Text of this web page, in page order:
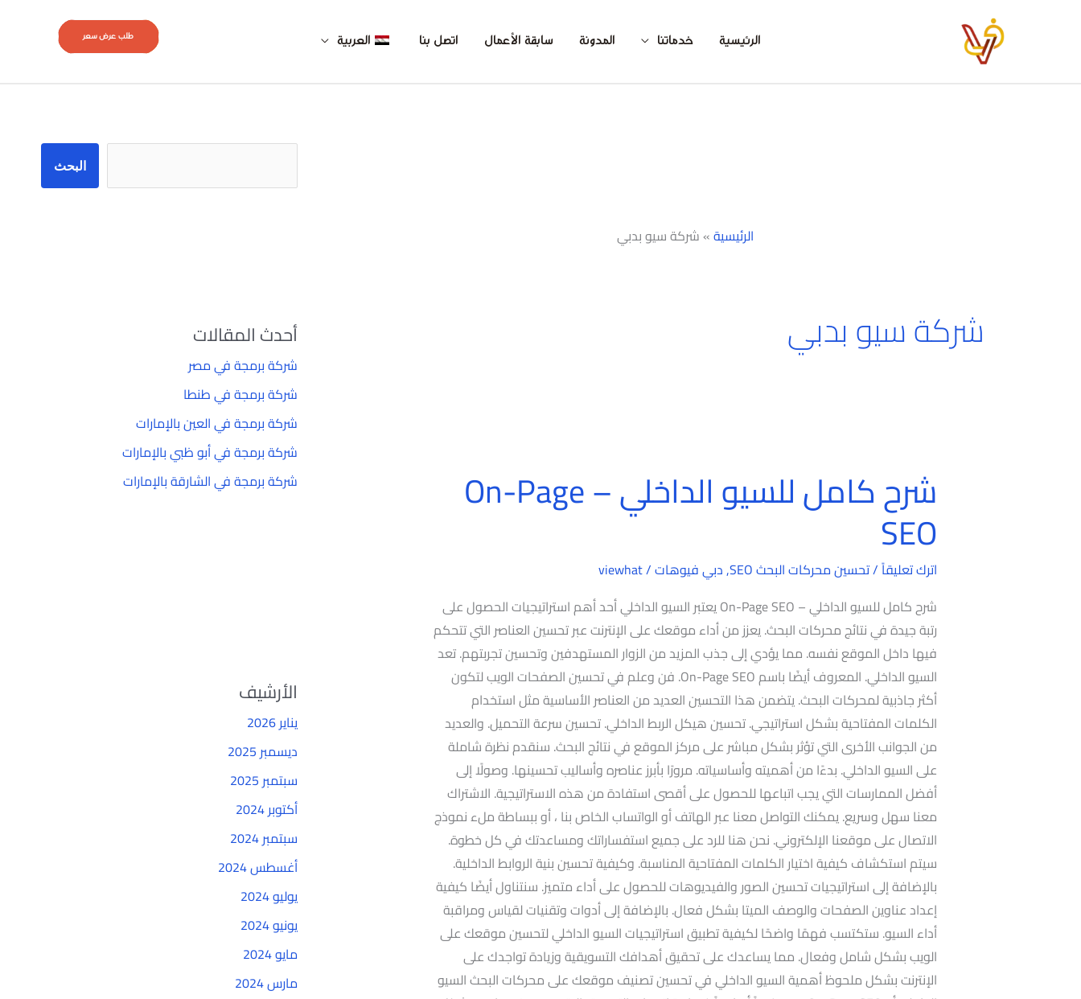
الرئيسية خدماتنا المدونة سابقة الأعمال اتصل بنا العربية طلب عرض سعر
الرئيسية» شركة سيو بدبي
شركة سيو بدبي
شرح كامل للسيو الداخلي – On-Page
SEO
اترك تعليقاً/تحسين محركات البحث SEO ,دبي فيوهات/
viewhat
شرح كامل للسيو الداخلي – On-Page SEO يعتبر السيو الداخلي أحد أهم استراتيجيات الحصول على
رتبة جيدة في نتائج محركات البحث. يعزز من أداء موقعك على الإنترنت عبر تحسين العناصر التي تتحكم
فيها داخل الموقع نفسه. مما يؤدي إلى جذب المزيد من الزوار المستهدفين وتحسين تجربتهم. تعد
السيو الداخلي. المعروف أيضًا باسم On-Page SEO. فن وعلم في تحسين الصفحات الويب لتكون
أكثر جاذبية لمحركات البحث. يتضمن هذا التحسين العديد من العناصر الأساسية مثل استخدام
الكلمات المفتاحية بشكل استراتيجي. تحسين هيكل الربط الداخلي. تحسين سرعة التحميل. والعديد
من الجوانب الأخرى التي تؤثر بشكل مباشر على مركز الموقع في نتائج البحث. سنقدم نظرة شاملة
على السيو الداخلي. بدءًا من أهميته وأساسياته. مرورًا بأبرز عناصره وأساليب تحسينها. وصولًا إلى
أفضل الممارسات التي يجب اتباعها للحصول على أقصى استفادة من هذه الاستراتيجية. الاشتراك
معنا سهل وسريع. يمكنك التواصل معنا عبر الهاتف أو الواتساب الخاص بنا ، أو ببساطة ملء نموذج
الاتصال على موقعنا الإلكتروني. نحن هنا للرد على جميع استفساراتك ومساعدتك في كل خطوة.
سيتم استكشاف كيفية اختيار الكلمات المفتاحية المناسبة. وكيفية تحسين بنية الروابط الداخلية.
بالإضافة إلى استراتيجيات تحسين الصور والفيديوهات للحصول على أداء متميز. سنتناول أيضًا كيفية
إعداد عناوين الصفحات والوصف الميتا بشكل فعال. بالإضافة إلى أدوات وتقنيات لقياس ومراقبة
أداء السيو. ستكتسب فهمًا واضحًا لكيفية تطبيق استراتيجيات السيو الداخلي لتحسين موقعك على
الويب بشكل شامل وفعال. مما يساعدك على تحقيق أهدافك التسويقية وزيادة تواجدك على
الإنترنت بشكل ملحوظ أهمية السيو الداخلي في تحسين تصنيف موقعك على محركات البحث السيو
شرح
كامل
للسيو
الداخلي
–
On-
Page
SEO
البحث
أحدث المقالات
شركة برمجة في مصر
شركة برمجة في طنطا
شركة برمجة في العين بالإمارات
شركة برمجة في أبو ظبي بالإمارات
شركة برمجة في الشارقة بالإمارات
الأرشيف
يناير 2026
ديسمبر 2025
سبتمبر 2025
أكتوبر 2024
سبتمبر 2024
أغسطس 2024
يوليو 2024
يونيو 2024
مايو 2024
مارس 2024